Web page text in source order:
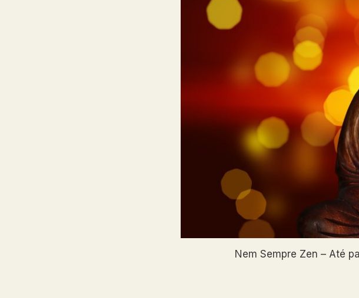
Nem Sempre Zen – Até